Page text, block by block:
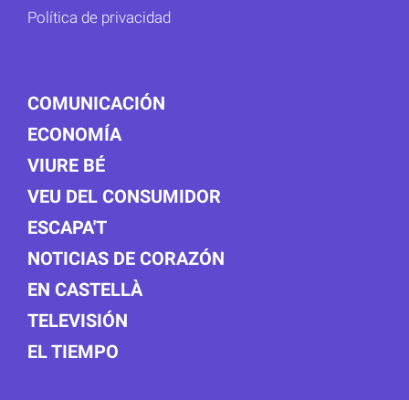
Política de privacidad
COMUNICACIÓN
ECONOMÍA
VIURE BÉ
VEU DEL CONSUMIDOR
ESCAPA'T
NOTICIAS DE CORAZÓN
EN CASTELLÀ
TELEVISIÓN
EL TIEMPO